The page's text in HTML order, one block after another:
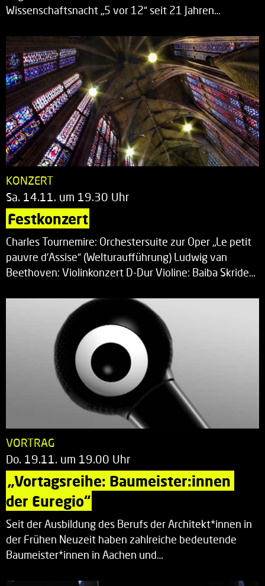
Wissenschaftsnacht „5 vor 12“ seit 21 Jahren…
KONZERT
Sa. 14.11. um 19.30 Uhr
Festkonzert
Charles Tournemire: Orchestersuite zur Oper „Le petit
pauvre d’Assise“ (Welturaufführung) Ludwig van
Beethoven: Violinkonzert D-Dur Violine: Baiba Skride…
VORTRAG
Do. 19.11. um 19.00 Uhr
„Vortagsreihe: Baumeister:innen
der Euregio“
Seit der Ausbildung des Berufs der Architekt*innen in
der Frühen Neuzeit haben zahlreiche bedeutende
Baumeister*innen in Aachen und…